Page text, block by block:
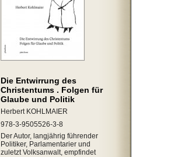
Die Entwirrung des
Christentums . Folgen für
Glaube und Politik
Herbert KOHLMAIER
978-3-9505526-3-8
Der Autor, langjährig führender
Politiker, Parlamentarier und
zuletzt Volksanwalt, empfindet